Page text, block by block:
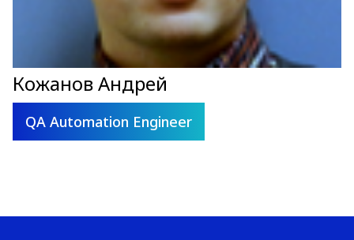
Кожанов Андрей
QA Automation Engineer